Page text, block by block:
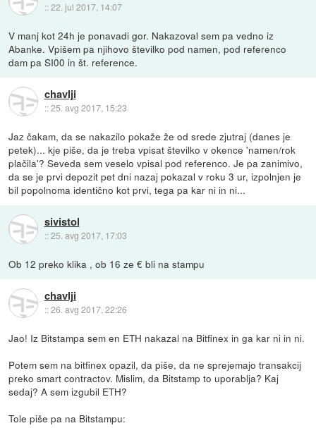
::22. jul 2017, 14:07
V manj kot 24h je ponavadi gor. Nakazoval sem pa vedno iz
Abanke. Vpišem pa njihovo številko pod namen, pod referenco
dam pa SI00 in št. reference.
chavlji
::25. avg 2017, 15:23
Jaz čakam, da se nakazilo pokaže že od srede zjutraj (danes je
petek)... kje piše, da je treba vpisat številko v okence 'namen/rok
plačila'? Seveda sem veselo vpisal pod referenco. Je pa zanimivo,
da se je prvi depozit pet dni nazaj pokazal v roku 3 ur, izpolnjen je
bil popolnoma identično kot prvi, tega pa kar ni in ni...
sivistol
::25. avg 2017, 17:03
Ob 12 preko klika , ob 16 ze € bli na stampu
chavlji
::26. avg 2017, 22:26
Jao! Iz Bitstampa sem en ETH nakazal na Bitfinex in ga kar ni in ni.
Potem sem na bitfinex opazil, da piše, da ne sprejemajo transakcij
preko smart contractov. Mislim, da Bitstamp to uporablja? Kaj
sedaj? A sem izgubil ETH?
Tole piše pa na Bitstampu: